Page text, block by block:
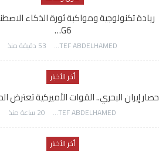
ريادة تكنولوجية ومواكبة ثورة الذكاء
G6…
AWATEF ABDELHAMED 53 دقيقة منذ
أخر الأخبار
حصار إيران البحري.. القوات الأميركية تعترض
AWATEF ABDELHAMED 20 ساعة منذ
أخر الأخبار